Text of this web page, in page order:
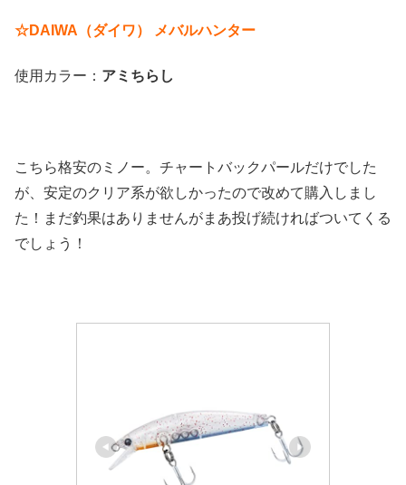
☆DAIWA（ダイワ） メバルハンター
使用カラー： アミちらし
こちら格安のミノー。チャートバックパールだけでした
が、安定のクリア系が欲しかったので改めて購入しまし
た！まだ釣果はありませんがまあ投げ続ければついてくる
でしょう！